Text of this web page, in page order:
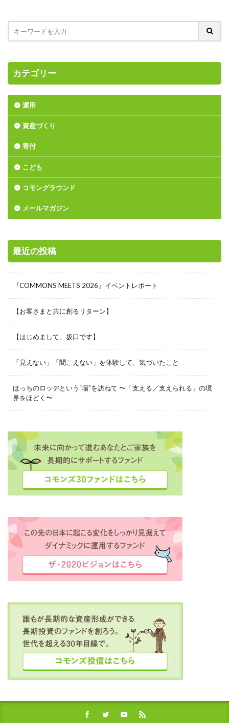
カテゴリー
運用
資産づくり
寄付
こども
コモングラウンド
メールマガジン
最近の投稿
『COMMONS MEETS 2026』イベントレポート
【お客さまと共に創るリターン】
【はじめまして、坂口です】
「見えない」「聞こえない」を体験して、気づいたこと
ほっちのロッヂという“場”を訪ねて 〜「支える／支えられる」の境
界をほどく〜